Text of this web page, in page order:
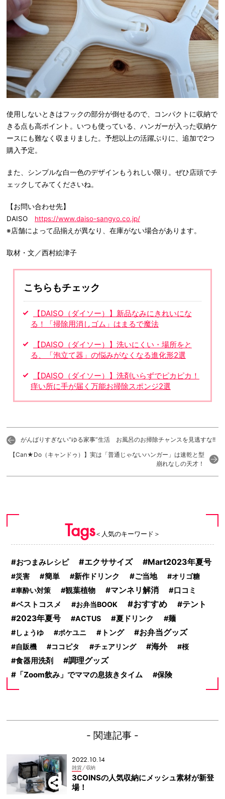
使用しないときはフックの部分が倒せるので、コンパクトに収納で
きる点も高ポイント。いつも使っている、ハンガーが入った収納ケ
ースにも難なく収まりました。予想以上の活躍ぶりに、追加で2つ
購入予定。
また、シンプルな白一色のデザインもうれしい限り。ぜひ店頭でチ
ェックしてみてくださいね。
【お問い合わせ先】
DAISO https://www.daiso-sangyo.co.jp/
※店舗によって品揃えが異なり、在庫がない場合があります。
取材・文／西村絵津子
こちらもチェック
【DAISO（ダイソー）】新品なみにきれいにな
る！「掃除用消しゴム」はまるで魔法
【DAISO（ダイソー）】洗いにくい・場所をと
る、「泡立て器」の悩みがなくなる進化形2選
【DAISO（ダイソー）】洗剤いらずでピカピカ！
痒い所に手が届く万能お掃除スポンジ2選
がんばりすぎない”ゆる家事”生活 お風呂のお掃除チャンスを見逃すな!!
【Can★Do（キャンドゥ）】実は「普通じゃないハンガー」は速乾と型
崩れなしの天才！
Tags＜人気のキーワード＞
おつまみレシピ エクササイズ Mart2023年夏号
災害 簡単 新作ドリンク ご当地
オリゴ糖
車酔い対策
観葉植物 マンネリ解消
口コミ
ベストコスメ
お弁当BOOK おすすめ
テント
2023年夏号
ACTUS 夏ドリンク 麺
しょうゆ ポケユニ トング お弁当グッズ
自販機 ココピタ チェアリング 海外 桜
食器用洗剤
調理グッズ
「Zoom飲み」でママの息抜きタイム
保険
- 関連記事 -
2022.10.14
雑貨 / 収納
3COINSの人気収納にメッシュ素材が新登
場！